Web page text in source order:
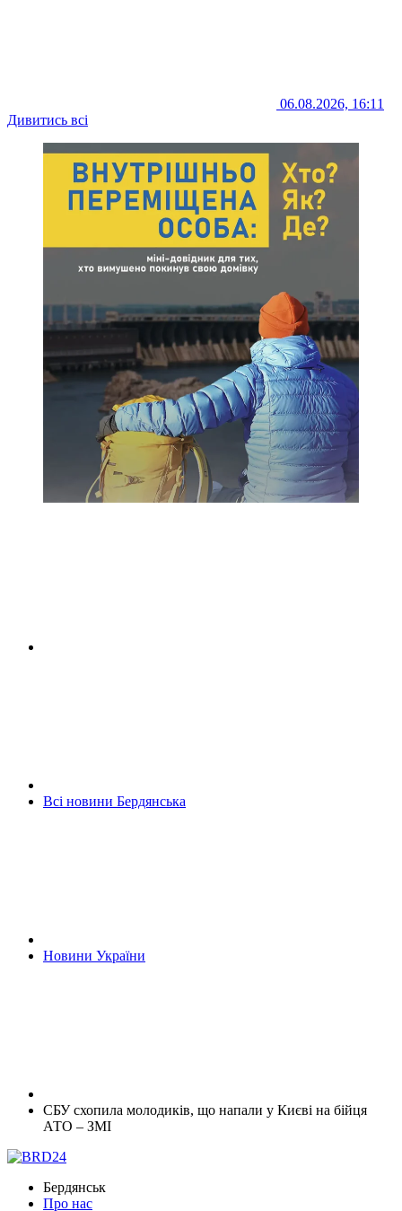
06.08.2026, 16:11
Дивитись всі
Всі новини Бердянська
Новини України
СБУ схопила молодиків, що напали у Києві на бійця
АТО – ЗМІ
Бердянськ
Про нас